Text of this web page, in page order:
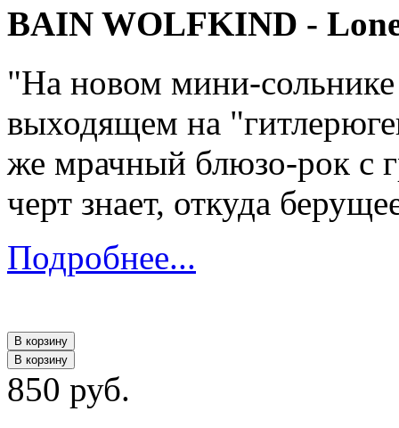
BAIN WOLFKIND -
"На новом мини-
выходящем на
же мрачный блюзо-рок с
черт знает, откуда
Подробнее...
В корзину
В корзину
850 руб.